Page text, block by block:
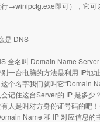
→winipcfg.exe即可），它可
是 DNS
全名叫 Domain Name
别一台电脑的方法是利用 IP地
个名字我们就叫它“Domain
记住这台Server的 IP 是多少
人是叫对方身份证号码的吧
Name 和 IP 对应信息的